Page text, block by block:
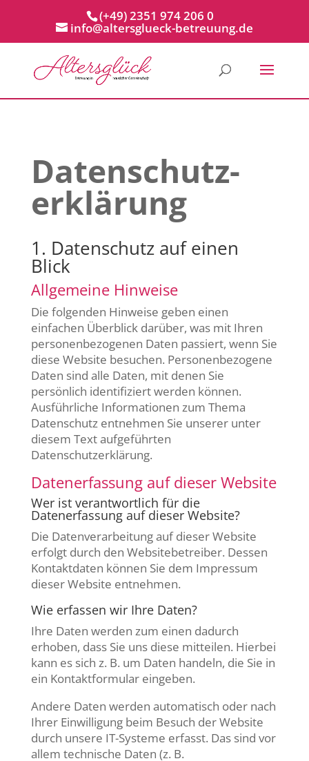
(+49) 2351 974 206 0
info@altersglueck-betreuung.de
Datenschutz­
erklärung
1. Datenschutz auf einen
Blick
Allgemeine Hinweise
Die folgenden Hinweise geben einen
einfachen Überblick darüber, was mit Ihren
personenbezogenen Daten passiert, wenn Sie
diese Website besuchen. Personenbezogene
Daten sind alle Daten, mit denen Sie
persönlich identifiziert werden können.
Ausführliche Informationen zum Thema
Datenschutz entnehmen Sie unserer unter
diesem Text aufgeführten
Datenschutzerklärung.
Datenerfassung auf dieser Website
Wer ist verantwortlich für die
Datenerfassung auf dieser Website?
Die Datenverarbeitung auf dieser Website
erfolgt durch den Websitebetreiber. Dessen
Kontaktdaten können Sie dem Impressum
dieser Website entnehmen.
Wie erfassen wir Ihre Daten?
Ihre Daten werden zum einen dadurch
erhoben, dass Sie uns diese mitteilen. Hierbei
kann es sich z. B. um Daten handeln, die Sie in
ein Kontaktformular eingeben.
Andere Daten werden automatisch oder nach
Ihrer Einwilligung beim Besuch der Website
durch unsere IT-Systeme erfasst. Das sind vor
allem technische Daten (z. B.